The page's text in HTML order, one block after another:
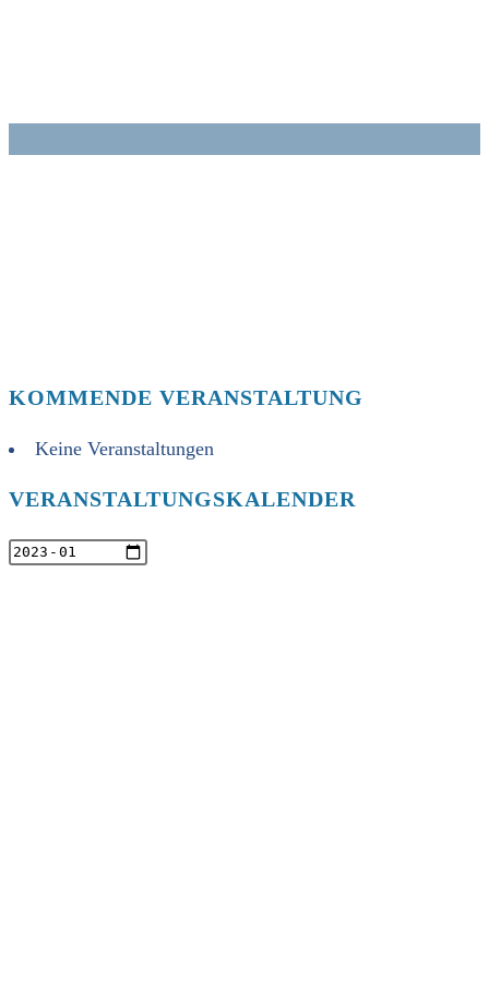
KOMMENDE VERANSTALTUNG
Keine Veranstaltungen
VERANSTALTUNGSKALENDER